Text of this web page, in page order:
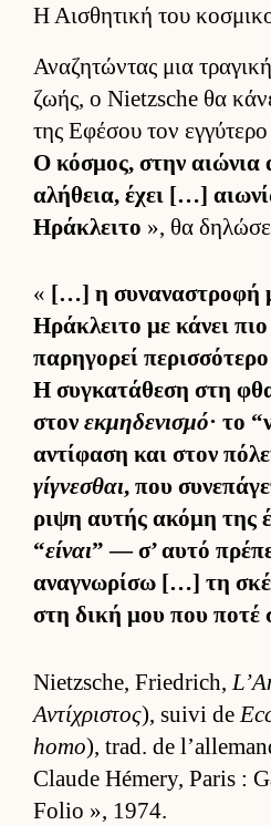
Η Αισθητική του
Αναζητώντας μια
ζωής, ο Nietzsche θα
της Εφέσου τον
Ο κόσμος, στην αιώνια
αλήθεια, έχει […]
Ηράκλειτο », θα
« […] η συναναστροφή
Ηράκλειτο με κάνει
παρηγορεί
Η συγκατάθεση στη
στον εκμηδενισμό· το
αντίφαση και στον
γίγνεσθαι, που
ριψη αυ­τής ακόμη της
“είναι” — σ’ αυτό
αναγνωρίσω […] τη
στη δική μου που ποτέ
Nietzsche, Friedrich,
Αντίχριστος), suivi de
homo), trad. de
Claude Hémery, Paris :
Folio », 1974.